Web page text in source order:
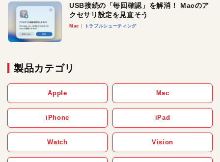
USB接続の「毎回確認」を解消！ Macのア
クセサリ設定を見直そう
Mac トラブルシューティング
製品カテゴリ
Apple Mac
iPhone iPad
Watch Vision